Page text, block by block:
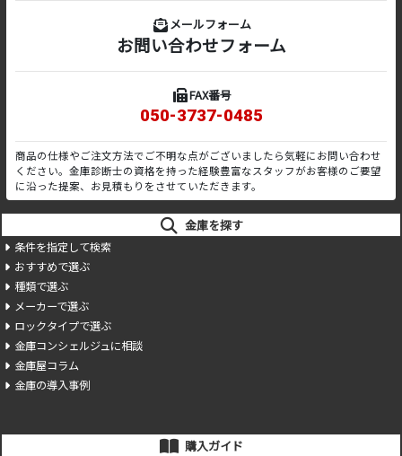
メールフォーム
お問い合わせフォーム
FAX番号
050-3737-0485
商品の仕様やご注文方法でご不明な点がございましたら気軽にお問い合わせ
ください。金庫診断士の資格を持った経験豊富なスタッフがお客様のご要望
に沿った提案、お見積もりをさせていただきます。
金庫を探す
条件を指定して検索
おすすめで選ぶ
種類で選ぶ
メーカーで選ぶ
ロックタイプで選ぶ
金庫コンシェルジュに相談
金庫屋コラム
金庫の導入事例
購入ガイド